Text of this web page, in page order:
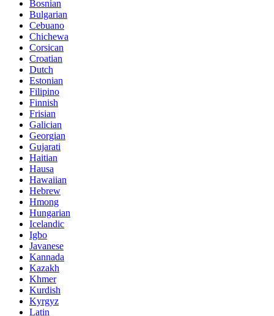
Bosnian
Bulgarian
Cebuano
Chichewa
Corsican
Croatian
Dutch
Estonian
Filipino
Finnish
Frisian
Galician
Georgian
Gujarati
Haitian
Hausa
Hawaiian
Hebrew
Hmong
Hungarian
Icelandic
Igbo
Javanese
Kannada
Kazakh
Khmer
Kurdish
Kyrgyz
Latin